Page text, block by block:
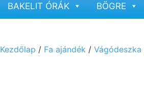
BAKELIT ÓRÁK BÖGRE
Kezdőlap / Fa ajándék / Vágódeszka